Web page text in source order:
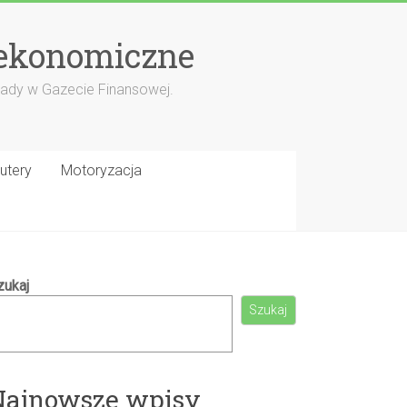
w Gazecie Finansowej.
Motoryzacja
Szukaj
wpisy